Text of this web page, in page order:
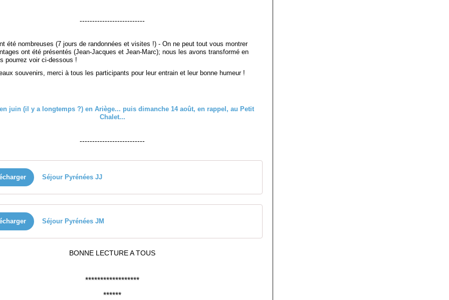
--------------------------
été nombreuses (7 jours de randonnées et visites !) - On ne peut tout vous montrer
ont été présentés (Jean-Jacques et Jean-Marc); nous les avons transformé en
pourrez voir ci-dessous !
souvenirs, merci à tous les participants pour leur entrain et leur bonne humeur !
--------------------------
Séjour Pyrénées JJ
Séjour Pyrénées JM
BONNE LECTURE A TOUS
******************
******